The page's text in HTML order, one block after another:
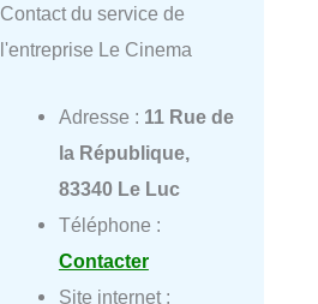
Contact du service de
l'entreprise Le Cinema
Adresse : 11 Rue de
la République,
83340 Le Luc
Téléphone :
Contacter
Site internet :